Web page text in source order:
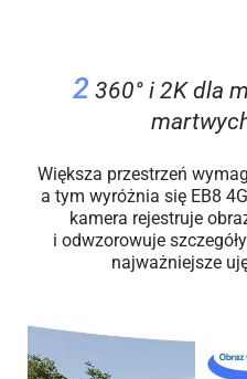
2 360° i 2K dla
Większa przestrzeń
a tym wyróżnia się EB8
kamera rejestruje
i odwzorowuje
najważniejsze